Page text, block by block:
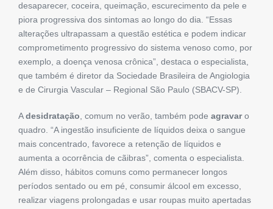
desaparecer, coceira, queimação, escurecimento da pele e
piora progressiva dos sintomas ao longo do dia. “Essas
alterações ultrapassam a questão estética e podem indicar
comprometimento progressivo do sistema venoso como, por
exemplo, a doença venosa crônica”, destaca o especialista,
que também é diretor da Sociedade Brasileira de Angiologia
e de Cirurgia Vascular – Regional São Paulo (SBACV-SP).
Adesidratação, comum no verão, também pode agravaro
quadro. “A ingestão insuficiente de líquidos deixa o sangue
mais concentrado, favorece a retenção de líquidos e
aumenta a ocorrência de cãibras”, comenta o especialista.
Além disso, hábitos comuns como permanecer longos
períodos sentado ou em pé, consumir álcool em excesso,
realizar viagens prolongadas e usar roupas muito apertadas